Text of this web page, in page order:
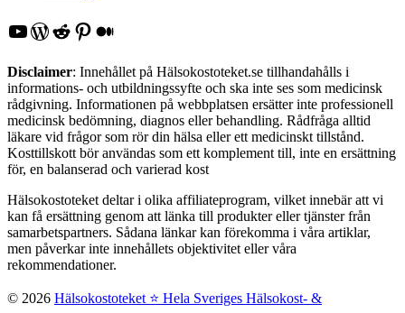
YouTube
WordPress
Reddit
Pinterest
Medium
Disclaimer: Innehållet på Hälsokostoteket.se tillhandahålls i
informations- och utbildningssyfte och ska inte ses som medicinsk
rådgivning. Informationen på webbplatsen ersätter inte professionell
medicinsk bedömning, diagnos eller behandling. Rådfråga alltid
läkare vid frågor som rör din hälsa eller ett medicinskt tillstånd.
Kosttillskott bör användas som ett komplement till, inte en ersättning
för, en balanserad och varierad kost
Hälsokostoteket deltar i olika affiliateprogram, vilket innebär att vi
kan få ersättning genom att länka till produkter eller tjänster från
samarbetspartners. Sådana länkar kan förekomma i våra artiklar,
men påverkar inte innehållets objektivitet eller våra
rekommendationer.
© 2026 Hälsokostoteket ⭐️ Hela Sveriges Hälsokost- &